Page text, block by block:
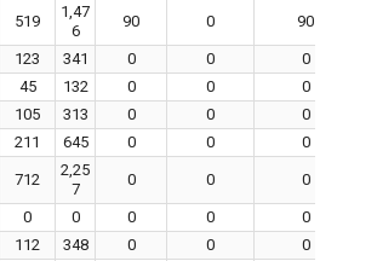
519
1,47
6
90 0 90
123 341 0 0
0
45 132 0 0
0
105 313 0 0
0
211 645 0 0 0
712
2,25
7
0 0 0
0 0 0 0
0
112 348 0 0
0